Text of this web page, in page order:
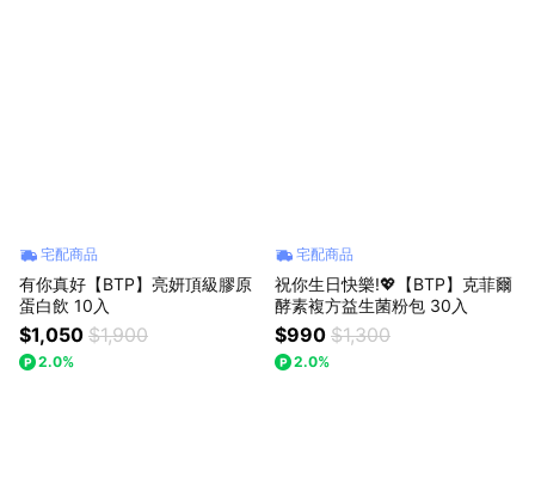
宅配商品
有你真好【BTP】亮妍頂級膠原
蛋白飲 10入
$1,050 $1,900
2.0%
宅配商品
祝你生日快樂!💖【BTP】克菲爾
酵素複方益生菌粉包 30入
$990 $1,300
2.0%